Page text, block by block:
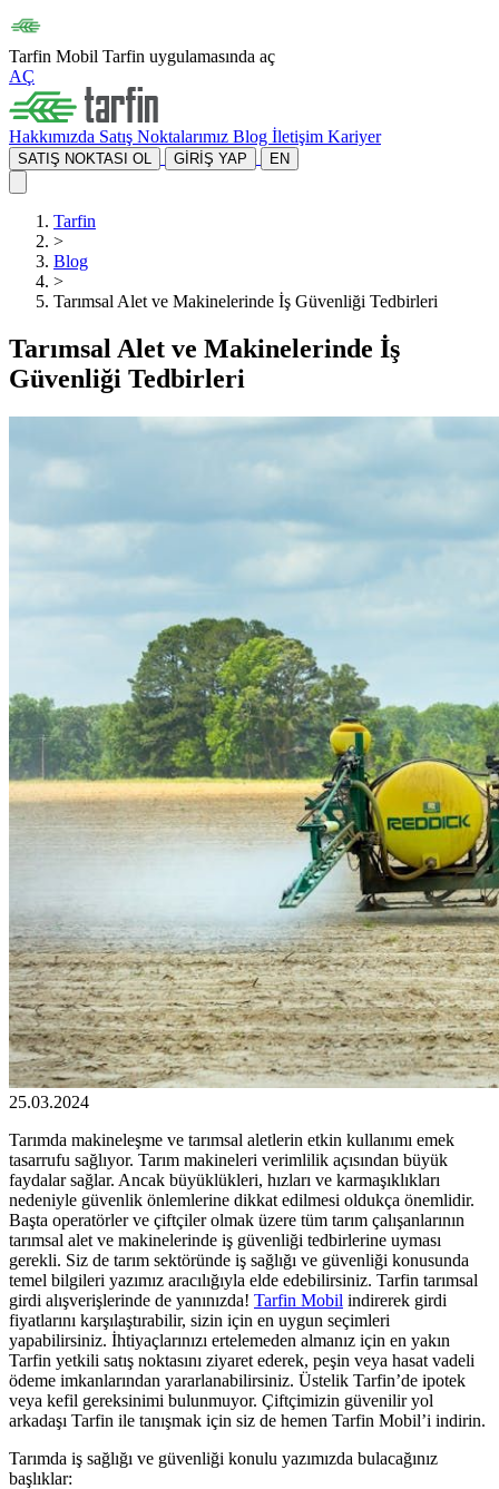
Tarfin Mobil Tarfin uygulamasında aç
AÇ
Hakkımızda Satış Noktalarımız Blog İletişim Kariyer
SATIŞ NOKTASI OL GİRİŞ YAP EN
Tarfin
>
Blog
>
Tarımsal Alet ve Makinelerinde İş Güvenliği Tedbirleri
Tarımsal Alet ve Makinelerinde İş
Güvenliği Tedbirleri
25.03.2024
Tarımda makineleşme ve tarımsal aletlerin etkin kullanımı emek
tasarrufu sağlıyor. Tarım makineleri verimlilik açısından büyük
faydalar sağlar. Ancak büyüklükleri, hızları ve karmaşıklıkları
nedeniyle güvenlik önlemlerine dikkat edilmesi oldukça önemlidir.
Başta operatörler ve çiftçiler olmak üzere tüm tarım çalışanlarının
tarımsal alet ve makinelerinde iş güvenliği tedbirlerine uyması
gerekli. Siz de tarım sektöründe iş sağlığı ve güvenliği konusunda
temel bilgileri yazımız aracılığıyla elde edebilirsiniz. Tarfin tarımsal
girdi alışverişlerinde de yanınızda! Tarfin Mobil indirerek girdi
fiyatlarını karşılaştırabilir, sizin için en uygun seçimleri
yapabilirsiniz. İhtiyaçlarınızı ertelemeden almanız için en yakın
Tarfin yetkili satış noktasını ziyaret ederek, peşin veya hasat vadeli
ödeme imkanlarından yararlanabilirsiniz. Üstelik Tarfin’de ipotek
veya kefil gereksinimi bulunmuyor. Çiftçimizin güvenilir yol
arkadaşı Tarfin ile tanışmak için siz de hemen Tarfin Mobil’i indirin.
Tarımda iş sağlığı ve güvenliği konulu yazımızda bulacağınız
başlıklar: